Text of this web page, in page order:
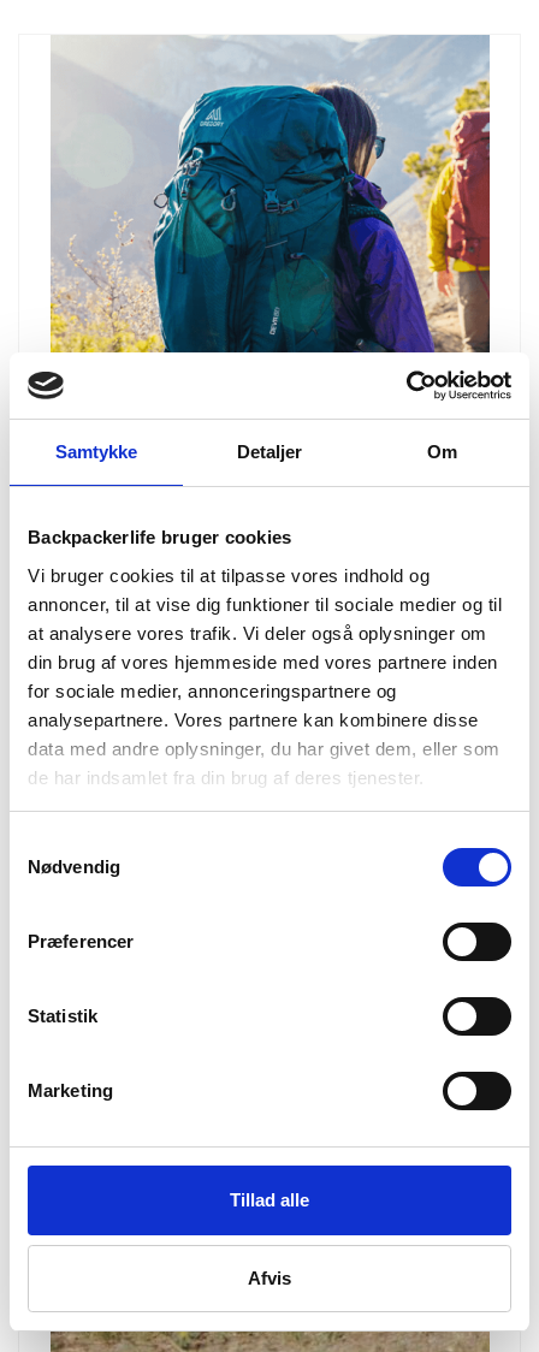
Samtykke Detaljer Om
Backpackerlife bruger cookies
Vi bruger cookies til at tilpasse vores indhold og
annoncer, til at vise dig funktioner til sociale medier og til
at analysere vores trafik. Vi deler også oplysninger om
din brug af vores hjemmeside med vores partnere inden
for sociale medier, annonceringspartnere og
analysepartnere. Vores partnere kan kombinere disse
data med andre oplysninger, du har givet dem, eller som
de har indsamlet fra din brug af deres tjenester.
Nødvendig
Præferencer
Statistik
Marketing
Tillad alle
Afvis
Rygsæk test (2026) – Vi
tester de bedste og
billigste rygsække
Se en kort oversigt herunder eller rul ned for fulde
anmeldelser. Rygsæk testens vindere Den bedste
rygsæk til prisen Bedst til prisen testen er altid den
sværeste at finde frem til. Det er kombination af
funktionaliteten og prisen. Her bliver …
rygsæk,rygsæk test